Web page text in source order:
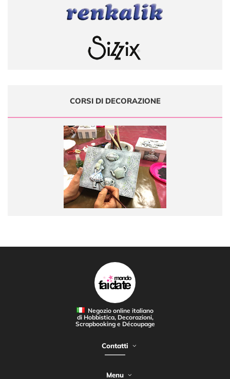
CORSI DI DECORAZIONE
Negozio online italiano
di Hobbistica, Decorazioni,
Scrapbooking e Découpage
Contatti
Menu